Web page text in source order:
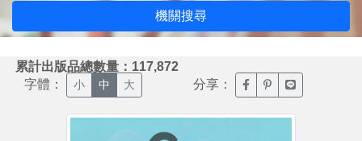
機關搜尋
累計出版品總數量：117,872
字體： 小 中 大 分享： 臉書分享(另開新視窗)
噗浪分享(另開新
Line分享(另